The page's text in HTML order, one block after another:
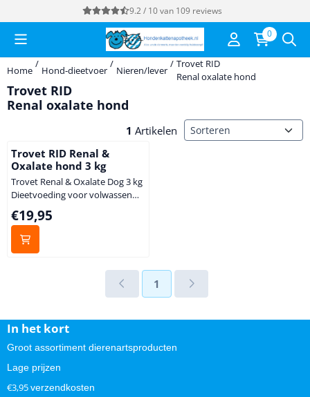
Cookievoorkeuren zijn momenteel gesloten.
9.2 / 10van 109 reviews
0
Home
/
Hond-dieetvoer
/
Nieren/lever
/ Trovet RID
Renal oxalate hond
Trovet RID
Renal oxalate hond
1 Artikelen Sorteermethode
Trovet RID Renal &
Oxalate hond 3 kg
Trovet Renal & Oxalate Dog 3 kg
Dieetvoeding voor volwassen
nierfunctie Indicaties
(Chronische) nierinsufficientie
Uraat, cystine en calciumoxalaat
Prijs: 19,95
€19,95
1
In het kort
Groot assortiment dierenartsproducten
Lage prijzen
€3,95verzendkosten